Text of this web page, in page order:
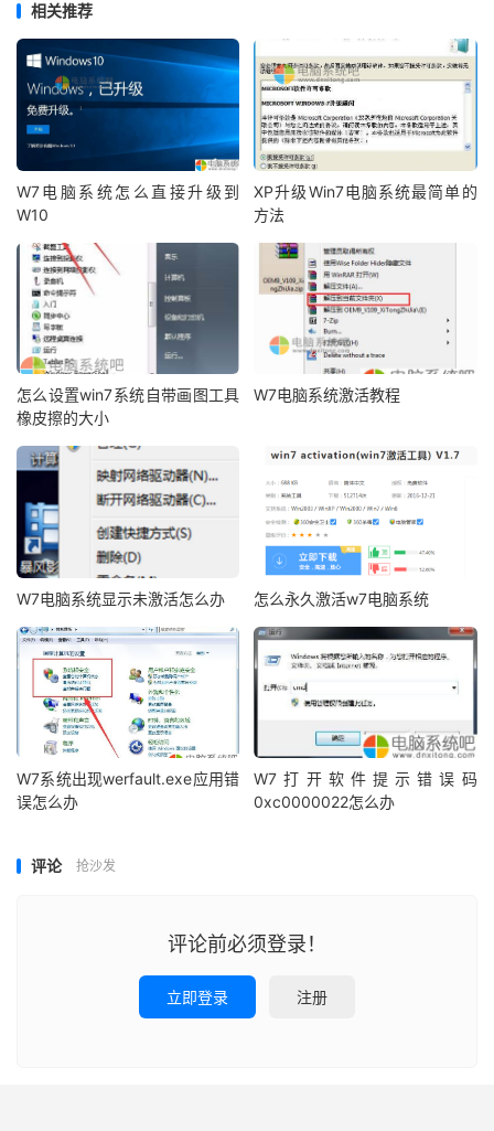
相关推荐
W7电脑系统怎么直接升级到
W10
XP升级Win7电脑系统最简单的
方法
怎么设置win7系统自带画图工具
橡皮擦的大小
W7电脑系统激活教程
W7电脑系统显示未激活怎么办 怎么永久激活w7电脑系统
W7系统出现werfault.exe应用错
误怎么办
W7打开软件提示错误码
0xc0000022怎么办
评论 抢沙发
评论前必须登录！
立即登录 注册